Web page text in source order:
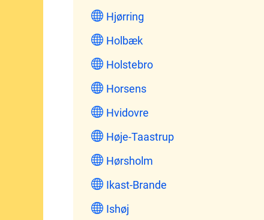
Hjørring
Holbæk
Holstebro
Horsens
Hvidovre
Høje-Taastrup
Hørsholm
Ikast-Brande
Ishøj